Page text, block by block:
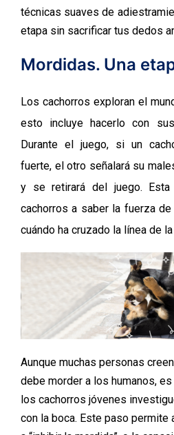
técnicas suaves de
etapa sin sacrificar tus dedos
Mordidas. Una
Los cachorros exploran el
esto incluye hacerlo con
Durante el juego, si un
fuerte, el otro señalará su
y se retirará del juego.
cachorros a saber la fuerza
cuándo ha cruzado la línea de
Aunque muchas personas
debe morder a los humanos,
los cachorros jóvenes
con la boca. Este paso permite